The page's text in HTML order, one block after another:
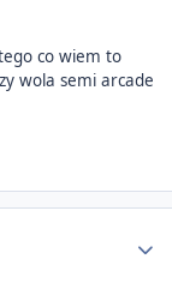
co wiem to
wola semi arcade